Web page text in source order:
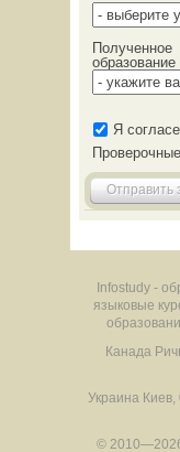
Полученное
образование
Я
Отправить
Infostudy -
языковые
Канада
Украина Киев,
©